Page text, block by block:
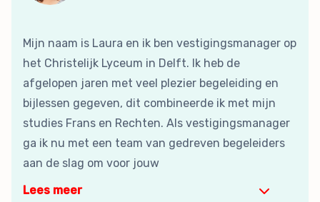
Mijn naam is Laura en ik ben vestigingsmanager op
het Christelijk Lyceum in Delft. Ik heb de
afgelopen jaren met veel plezier begeleiding en
bijlessen gegeven, dit combineerde ik met mijn
studies Frans en Rechten. Als vestigingsmanager
ga ik nu met een team van gedreven begeleiders
aan de slag om voor jouw
Lees meer